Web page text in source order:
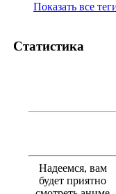
Показать все
Статистика
Надеемся, вам
будет приятно